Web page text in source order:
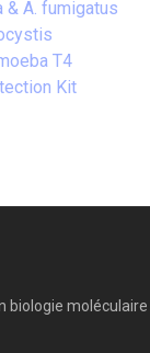
& A. fumigatus
T4
Kit
biologie moléculaire